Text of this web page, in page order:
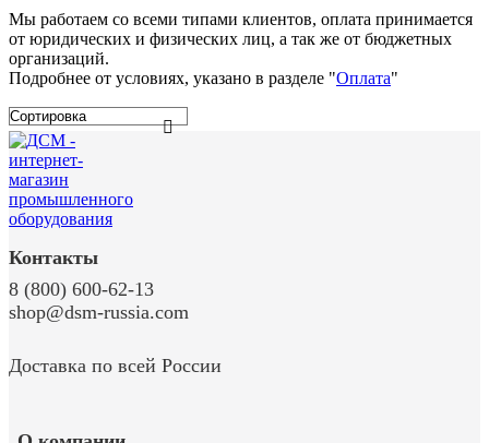
Мы работаем со всеми типами клиентов, оплата принимается
от юридических и физических лиц, а так же от бюджетных
организаций.
Подробнее от условиях, указано в разделе "Оплата"
Контакты
8 (800) 600-62-13
shop@dsm-russia.com
Доставка по всей России